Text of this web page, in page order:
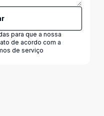
para que a nossa
de acordo com a
de serviço